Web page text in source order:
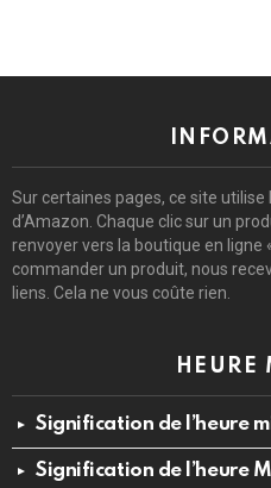
Sur certaines pages, ce site
d’Amazon. Chaque clic sur un
renvoyer vers la boutique en ligne
commander un produit, nous
liens. Cela ne vous coûte rien.
HEURE
Signification de l’heure
Signification de l’heure